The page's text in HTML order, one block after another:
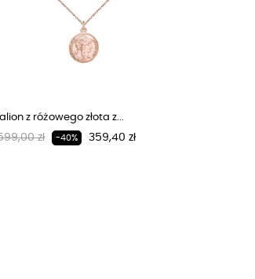
z różowego złota z...
cena
zł -40% Cena
359,40 zł